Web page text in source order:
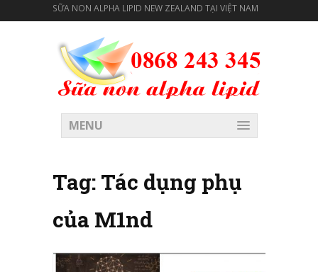
SỮA NON ALPHA LIPID NEW ZEALAND TẠI VIỆT NAM
MENU
Tag: Tác dụng phụ
của M1nd